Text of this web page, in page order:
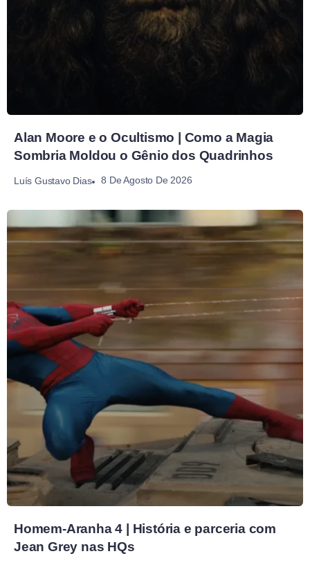
Alan Moore e o Ocultismo | Como a Magia
Sombria Moldou o Gênio dos Quadrinhos
Luís Gustavo Dias 8 De Agosto De 2026
Homem-Aranha 4 | História e parceria com
Jean Grey nas HQs